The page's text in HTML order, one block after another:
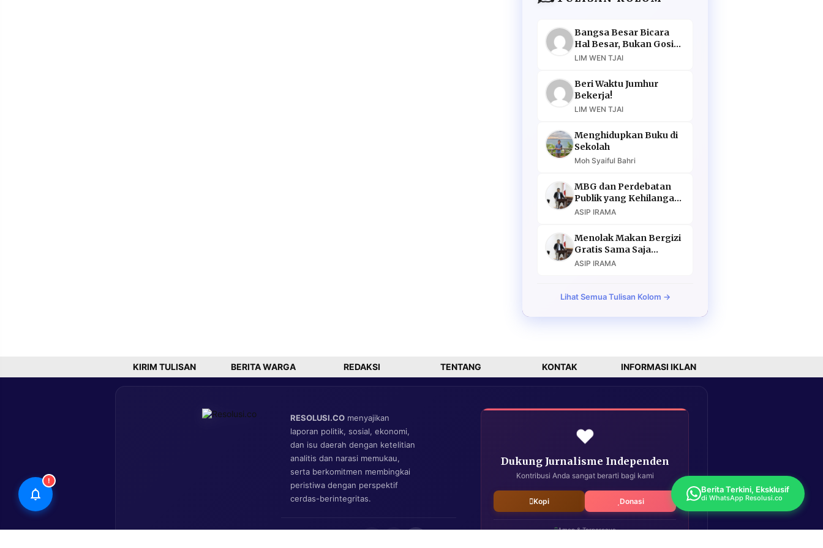
Bangsa Besar Bicara
Hal Besar, Bukan Gosip
Murahan
LIM WEN TJAI
Beri Waktu Jumhur
Bekerja!
LIM WEN TJAI
Menghidupkan Buku di
Sekolah
Moh Syaiful Bahri
MBG dan Perdebatan
Publik yang Kehilangan
Argumen
ASIP IRAMA
Menolak Makan Bergizi
Gratis Sama Saja
Menolak Masa Depan
ASIP IRAMA
Lihat Semua Tulisan Kolom →
KIRIM TULISAN BERITA WARGA REDAKSI TENTANG KONTAK INFORMASI IKLAN
RESOLUSI.CO menyajikan
laporan politik, sosial, ekonomi,
dan isu daerah dengan ketelitian
analitis dan narasi memukau,
serta berkomitmen membingkai
peristiwa dengan perspektif
cerdas-berintegritas.
❤️
Dukung Jurnalisme Independen
Kontribusi Anda sangat berarti bagi kami
Kopi Donasi
Aman & Terpercaya
!
Berita Terkini, Eksklusif
di WhatsApp Resolusi.co